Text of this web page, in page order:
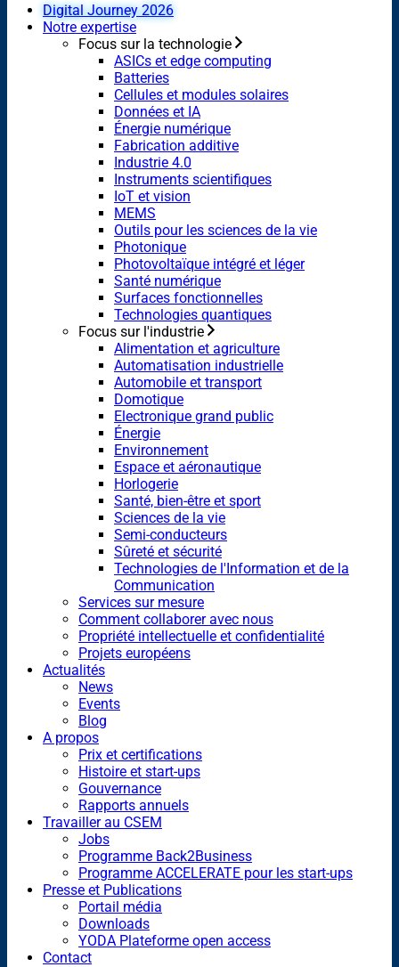
Digital Journey 2026
Notre expertise
Focus sur la technologie
ASICs et edge computing
Batteries
Cellules et modules solaires
Données et IA
Énergie numérique
Fabrication additive
Industrie 4.0
Instruments scientifiques
IoT et vision
MEMS
Outils pour les sciences de la vie
Photonique
Photovoltaïque intégré et léger
Santé numérique
Surfaces fonctionnelles
Technologies quantiques
Focus sur l'industrie
Alimentation et agriculture
Automatisation industrielle
Automobile et transport
Domotique
Electronique grand public
Énergie
Environnement
Espace et aéronautique
Horlogerie
Santé, bien-être et sport
Sciences de la vie
Semi-conducteurs
Sûreté et sécurité
Technologies de l'Information et de la
Communication
Services sur mesure
Comment collaborer avec nous
Propriété intellectuelle et confidentialité
Projets européens
Actualités
News
Events
Blog
A propos
Prix et certifications
Histoire et start-ups
Gouvernance
Rapports annuels
Travailler au CSEM
Jobs
Programme Back2Business
Programme ACCELERATE pour les start-ups
Presse et Publications
Portail média
Downloads
YODA Plateforme open access
Contact